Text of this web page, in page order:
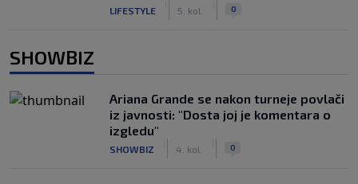
LIFESTYLE 5. kol. 0
SHOWBIZ
Ariana Grande se nakon turneje povlači
iz javnosti: "Dosta joj je komentara o
izgledu"
SHOWBIZ 4. kol. 0